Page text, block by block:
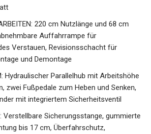
220 cm Nutzlänge und 68 cm
Auffahrrampe für
Verstauen, Revisionsschacht für
und Demontage
Hydraulischer Parallelhub mit Arbeitshöhe
zwei Fußpedale zum Heben und Senken,
mit integriertem Sicherheitsventil
Verstellbare Sicherungsstange, gummierte
bis 17 cm, Überfahrschutz,